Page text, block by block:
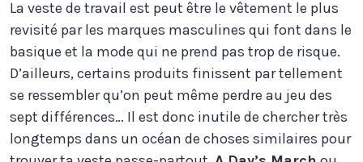
La veste de travail est peut être le vêtement le plus
revisité par les marques masculines qui font dans le
basique et la mode qui ne prend pas trop de risque.
D’ailleurs, certains produits finissent par tellement
se ressembler qu’on peut même perdre au jeu des
sept différences… Il est donc inutile de chercher très
longtemps dans un océan de choses similaires pour